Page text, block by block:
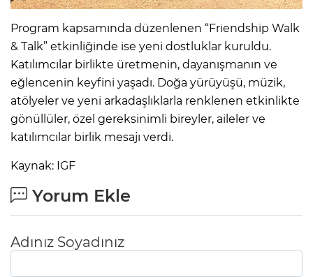
Program kapsamında düzenlenen “Friendship Walk
& Talk” etkinliğinde ise yeni dostluklar kuruldu.
Katılımcılar birlikte üretmenin, dayanışmanın ve
eğlencenin keyfini yaşadı. Doğa yürüyüşü, müzik,
atölyeler ve yeni arkadaşlıklarla renklenen etkinlikte
gönüllüler, özel gereksinimli bireyler, aileler ve
katılımcılar birlik mesajı verdi.
Kaynak: IGF
Yorum Ekle
Adınız Soyadınız